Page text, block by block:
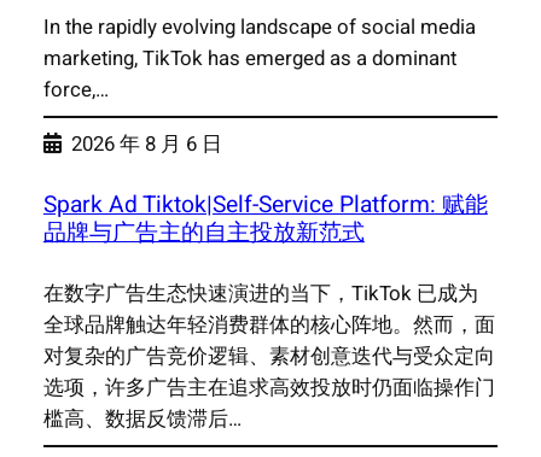
In the rapidly evolving landscape of social media
marketing, TikTok has emerged as a dominant
force,…
2026 年 8 月 6 日
Spark Ad Tiktok|Self-Service Platform: 赋能
品牌与广告主的自主投放新范式
在数字广告生态快速演进的当下，TikTok 已成为
全球品牌触达年轻消费群体的核心阵地。然而，面
对复杂的广告竞价逻辑、素材创意迭代与受众定向
选项，许多广告主在追求高效投放时仍面临操作门
槛高、数据反馈滞后…